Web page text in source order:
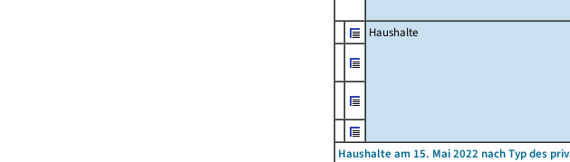
Haushalte
Haushalte am 15. Mai 2022 nach Typ des